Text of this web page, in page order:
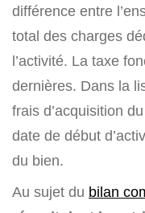
différence entre
total des charges
l’activité. La taxe
dernières. Dans la
frais d’acquisition
date de début
du bien.
Au sujet du bilan